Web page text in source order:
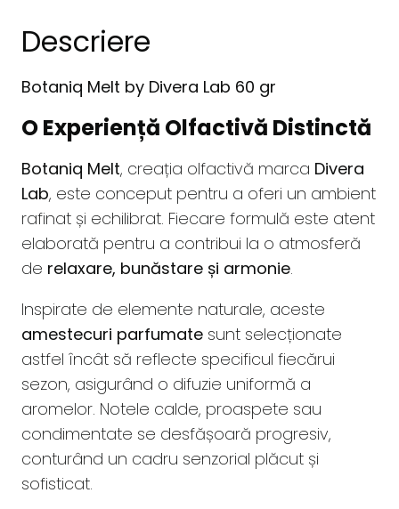
Descriere
Botaniq Melt by Divera Lab 60 gr
O Experiență Olfactivă Distinctă
Botaniq Melt, creația olfactivă marca Divera
Lab, este conceput pentru a oferi un ambient
rafinat și echilibrat. Fiecare formulă este atent
elaborată pentru a contribui la o atmosferă
de relaxare, bunăstare și armonie.
Inspirate de elemente naturale, aceste
amestecuri parfumate sunt selecționate
astfel încât să reflecte specificul fiecărui
sezon, asigurând o difuzie uniformă a
aromelor. Notele calde, proaspete sau
condimentate se desfășoară progresiv,
conturând un cadru senzorial plăcut și
sofisticat.